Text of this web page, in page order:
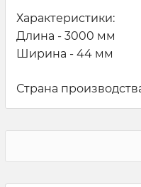
Характеристики:
Длина - 3000 мм
Ширина - 44 мм
Страна